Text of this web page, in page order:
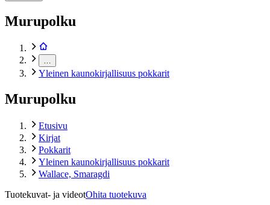
Murupolku
Yleinen kaunokirjallisuus pokkarit
Murupolku
Etusivu
Kirjat
Pokkarit
Yleinen kaunokirjallisuus pokkarit
Wallace, Smaragdi
Tuotekuvat- ja videotOhita tuotekuva